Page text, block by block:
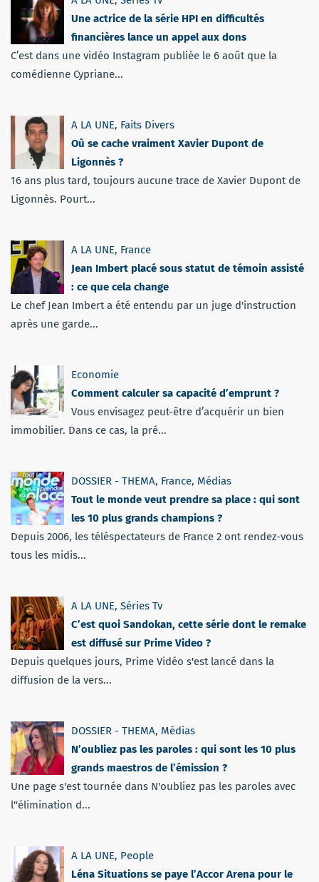
Une actrice de la série HPI en difficultés
financières lance un appel aux dons
C’est dans une vidéo Instagram publiée le 6 août que la
comédienne Cypriane...
A LA UNE, Faits Divers
Où se cache vraiment Xavier Dupont de
Ligonnès ?
16 ans plus tard, toujours aucune trace de Xavier Dupont de
Ligonnès. Pourt...
A LA UNE, France
Jean Imbert placé sous statut de témoin assisté
: ce que cela change
Le chef Jean Imbert a été entendu par un juge d'instruction
après une garde...
Economie
Comment calculer sa capacité d’emprunt ?
Vous envisagez peut-être d’acquérir un bien
immobilier. Dans ce cas, la pré...
DOSSIER - THEMA, France, Médias
Tout le monde veut prendre sa place : qui sont
les 10 plus grands champions ?
Depuis 2006, les téléspectateurs de France 2 ont rendez-vous
tous les midis...
A LA UNE, Séries Tv
C’est quoi Sandokan, cette série dont le remake
est diffusé sur Prime Video ?
Depuis quelques jours, Prime Vidéo s'est lancé dans la
diffusion de la vers...
DOSSIER - THEMA, Médias
N’oubliez pas les paroles : qui sont les 10 plus
grands maestros de l’émission ?
Une page s'est tournée dans N'oubliez pas les paroles avec
l''élimination d...
A LA UNE, People
Léna Situations se paye l’Accor Arena pour le